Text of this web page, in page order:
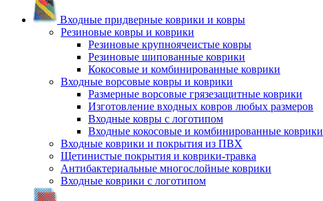
Входные придверные коврики и ковры
Резиновые ковры и коврики
Резиновые крупноячеистые ковры
Резиновые шипованные коврики
Кокосовые и комбинированные коврики
Входные ворсовые ковры и коврики
Размерные ворсовые грязезащитные коврики
Изготовление входных ковров любых размеров
Входные ковры с логотипом
Входные кокосовые и комбинированные коврики
Входные коврики и покрытия из ПВХ
Щетинистые покрытия и коврики-травка
Антибактериальные многослойные коврики
Входные коврики с логотипом